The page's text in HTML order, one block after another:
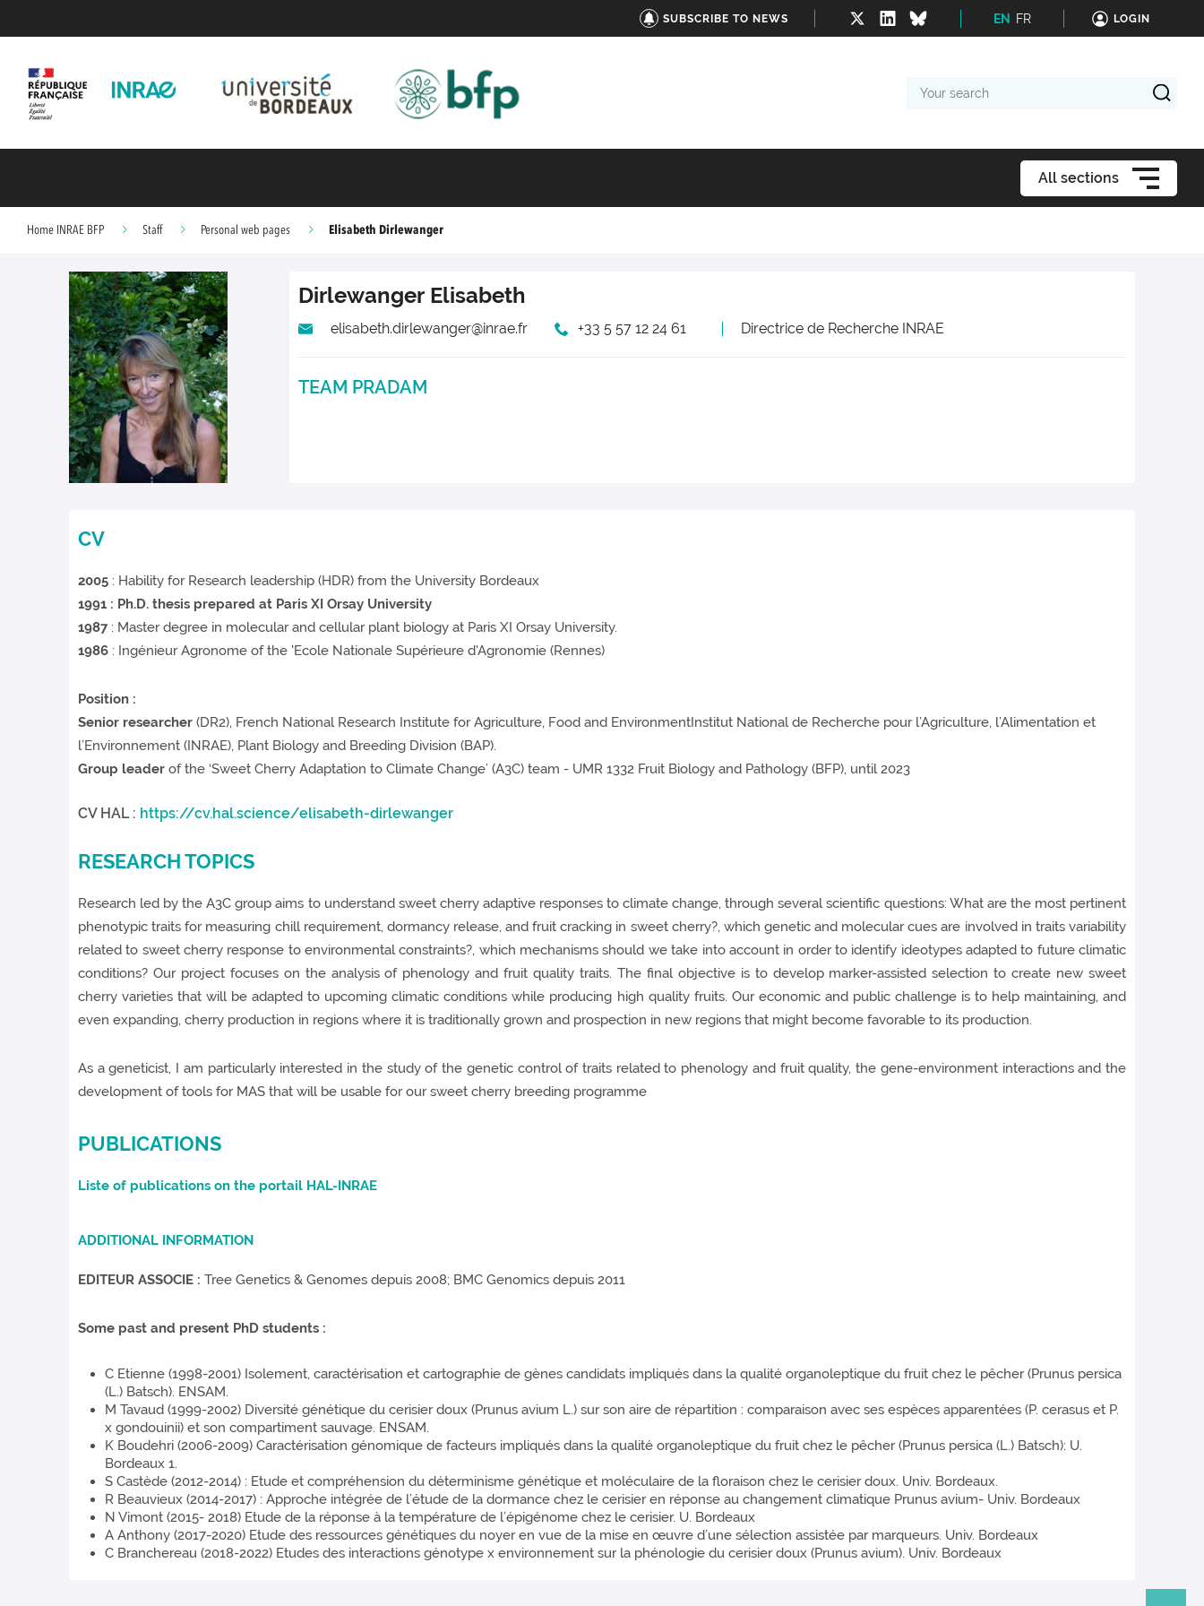
SUBSCRIBE TO NEWS EN FR LOGIN
search
All sections
Home INRAE BFP Staff Personal web pages Elisabeth Dirlewanger
Dirlewanger Elisabeth
elisabeth.dirlewanger@inrae.fr +33 5 57 12 24 61 Directrice de Recherche INRAE
TEAM PRADAM
CV
2005 : Hability for Research leadership (HDR) from the University Bordeaux
1991 : Ph.D. thesis prepared at Paris XI Orsay University
1987: Master degree in molecular and cellular plant biology at Paris XI Orsay University.
1986 : Ingénieur Agronome of the 'Ecole Nationale Supérieure d'Agronomie (Rennes)
Position :
Senior researcher (DR2), French National Research Institute for Agriculture, Food and EnvironmentInstitut National de Recherche pour l’Agriculture, l’Alimentation et
l’Environnement (INRAE), Plant Biology and Breeding Division (BAP).
Group leader of the ‘Sweet Cherry Adaptation to Climate Change’ (A3C) team - UMR 1332 Fruit Biology and Pathology (BFP), until 2023
CV HAL : https://cv.hal.science/elisabeth-dirlewanger
RESEARCH TOPICS
Research led by the A3C group aims to understand sweet cherry adaptive responses to climate change, through several scientific questions: What are the most pertinent
phenotypic traits for measuring chill requirement, dormancy release, and fruit cracking in sweet cherry?, which genetic and molecular cues are involved in traits variability
related to sweet cherry response to environmental constraints?, which mechanisms should we take into account in order to identify ideotypes adapted to future climatic
conditions? Our project focuses on the analysis of phenology and fruit quality traits. The final objective is to develop marker-assisted selection to create new sweet
cherry varieties that will be adapted to upcoming climatic conditions while producing high quality fruits. Our economic and public challenge is to help maintaining, and
even expanding, cherry production in regions where it is traditionally grown and prospection in new regions that might become favorable to its production.
As a geneticist, I am particularly interested in the study of the genetic control of traits related to phenology and fruit quality, the gene-environment interactions and the
development of tools for MAS that will be usable for our sweet cherry breeding programme
PUBLICATIONS
Liste of publications on the portail HAL-INRAE
ADDITIONAL INFORMATION
EDITEUR ASSOCIE : Tree Genetics & Genomes depuis 2008; BMC Genomics depuis 2011
Some past and present PhD students :
C Etienne (1998-2001) Isolement, caractérisation et cartographie de gènes candidats impliqués dans la qualité organoleptique du fruit chez le pêcher (Prunus persica
(L.) Batsch). ENSAM.
M Tavaud (1999-2002) Diversité génétique du cerisier doux (Prunus avium L.) sur son aire de répartition : comparaison avec ses espèces apparentées (P. cerasus et P.
x gondouinii) et son compartiment sauvage. ENSAM.
K Boudehri (2006-2009) Caractérisation génomique de facteurs impliqués dans la qualité organoleptique du fruit chez le pêcher (Prunus persica (L.) Batsch): U.
Bordeaux 1.
S Castède (2012-2014) : Etude et compréhension du déterminisme génétique et moléculaire de la floraison chez le cerisier doux. Univ. Bordeaux.
R Beauvieux (2014-2017) : Approche intégrée de l’étude de la dormance chez le cerisier en réponse au changement climatique Prunus avium- Univ. Bordeaux
N Vimont (2015- 2018) Etude de la réponse à la température de l’épigénome chez le cerisier. U. Bordeaux
A Anthony (2017-2020) Etude des ressources génétiques du noyer en vue de la mise en œuvre d’une sélection assistée par marqueurs. Univ. Bordeaux
C Branchereau (2018-2022) Etudes des interactions génotype x environnement sur la phénologie du cerisier doux (Prunus avium). Univ. Bordeaux